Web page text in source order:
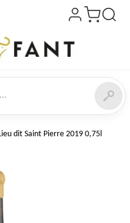
dit Saint Pierre 2019 0,75l